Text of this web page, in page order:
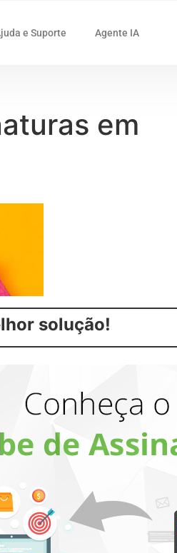
e Suporte Agente IA
em
solução!